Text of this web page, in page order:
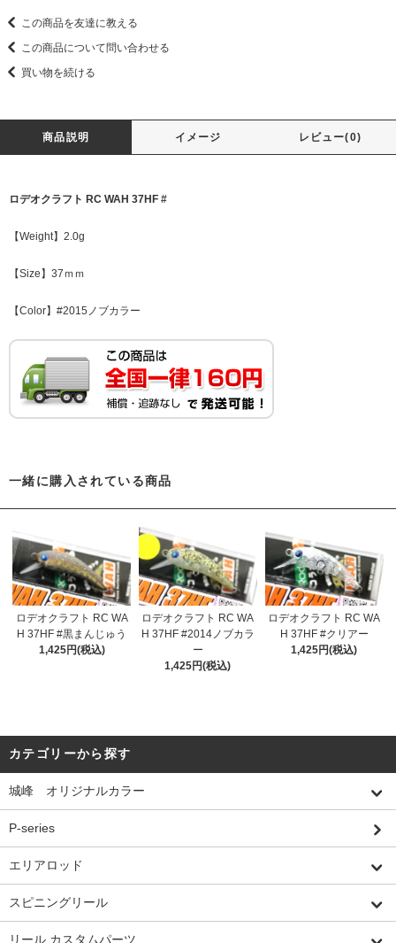
この商品を友達に教える
この商品について問い合わせる
買い物を続ける
商品説明 イメージ レビュー(0)
ロデオクラフト RC WAH 37HF #
【Weight】2.0g
【Size】37ｍｍ
【Color】#2015ノブカラー
一緒に購入されている商品
ロデオクラフト RC WA
H 37HF #黒まんじゅう
1,425円(税込)
ロデオクラフト RC WA
H 37HF #2014ノブカラ
ー
1,425円(税込)
ロデオクラフト RC WA
H 37HF #クリアー
1,425円(税込)
カテゴリーから探す
城峰 オリジナルカラー
P-series
エリアロッド
スピニングリール
リール カスタムパーツ